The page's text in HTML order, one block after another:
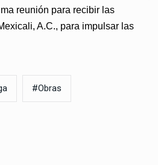
reunión para recibir las
A.C., para impulsar las
#Obras